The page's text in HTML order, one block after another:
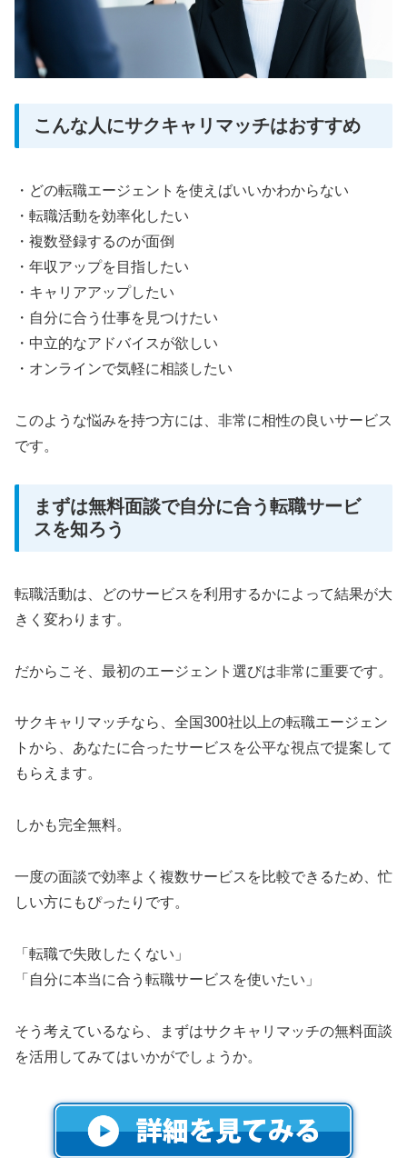
こんな人にサクキャリマッチはおすすめ
・どの転職エージェントを使えばいいかわからない
・転職活動を効率化したい
・複数登録するのが面倒
・年収アップを目指したい
・キャリアアップしたい
・自分に合う仕事を見つけたい
・中立的なアドバイスが欲しい
・オンラインで気軽に相談したい
このような悩みを持つ方には、非常に相性の良いサービス
です。
まずは無料面談で自分に合う転職サービ
スを知ろう
転職活動は、どのサービスを利用するかによって結果が大
きく変わります。
だからこそ、最初のエージェント選びは非常に重要です。
サクキャリマッチなら、全国300社以上の転職エージェン
トから、あなたに合ったサービスを公平な視点で提案して
もらえます。
しかも完全無料。
一度の面談で効率よく複数サービスを比較できるため、忙
しい方にもぴったりです。
「転職で失敗したくない」
「自分に本当に合う転職サービスを使いたい」
そう考えているなら、まずはサクキャリマッチの無料面談
を活用してみてはいかがでしょうか。